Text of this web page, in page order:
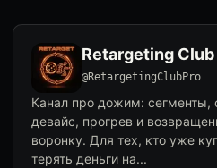
Retargeting Club
@RetargetingClubPro
Канал про дожим: сегменты,
девайс, прогрев и
воронку. Для тех, кто уже
терять деньги на...